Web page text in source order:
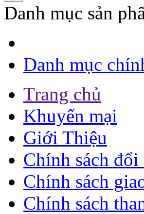
Danh mục sản
Danh mục
Trang chủ
Khuyến mại
Giới Thiệu
Chính sách đổi
Chính sách
Chính sách